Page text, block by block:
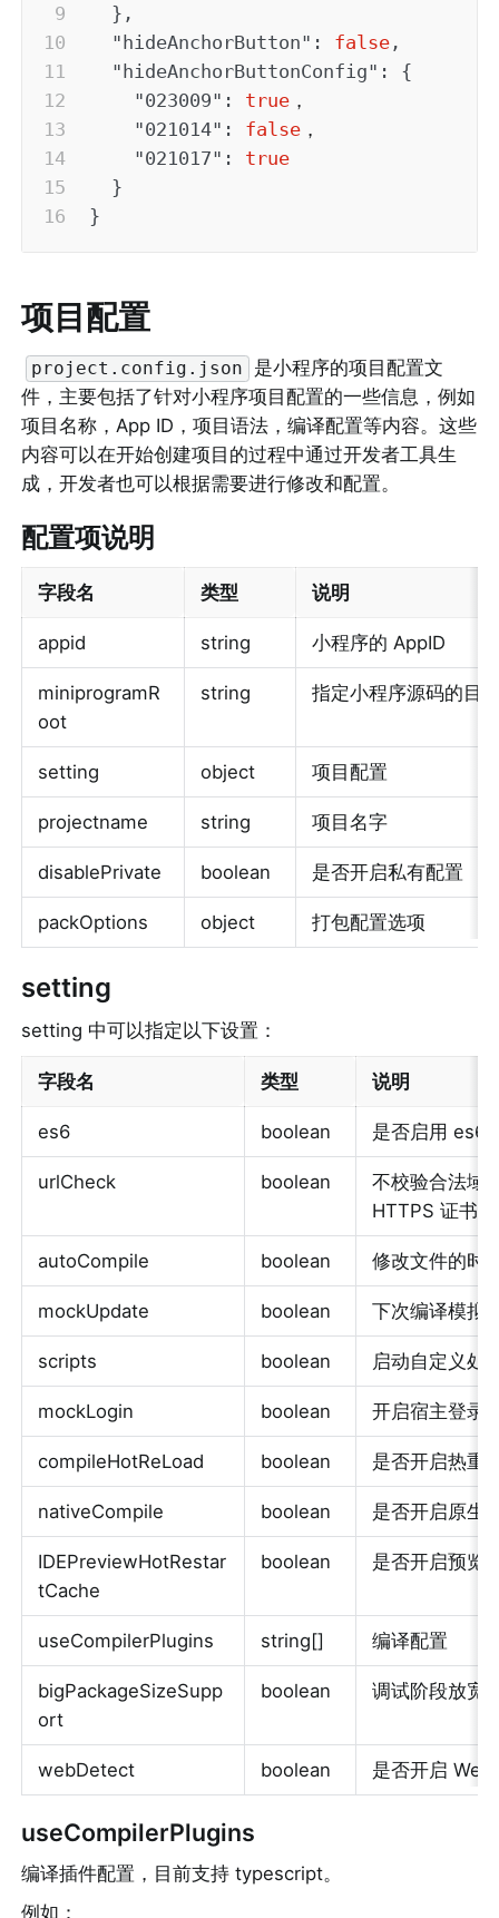
} ,
"hideAnchorButton" : false ,
"hideAnchorButtonConfig" :
{
"023009" : true ，
"021014" : false ，
"021017" :
true
}
}
项目配置
project.config.json
是小程序的项目配置文
件，主要包括了针对小程序项目配置的一些信息，例如
项目名称，App ID，项目语法，编译配置等内容。这些
内容可以在开始创建项目的过程中通过开发者工具生
成，开发者也可以根据需要进行修改和配置。
配置项说明
字段名 类型 说明
appid string 小程序的 AppID
miniprogramR
oot
string 指定小程序源码的目
setting object 项目配置
projectname string 项目名字
disablePrivate boolean 是否开启私有配置
packOptions object 打包配置选项
setting
setting 中可以指定以下设置：
字段名 类型 说明
es6 boolean 是否启用 es6
urlCheck boolean
不校验合法域
HTTPS 证书
autoCompile boolean 修改文件的时
mockUpdate boolean 下次编译模拟
scripts boolean 启动自定义处
mockLogin boolean 开启宿主登录
compileHotReLoad boolean 是否开启热重
nativeCompile boolean 是否开启原生
IDEPreviewHotRestar
tCache
boolean 是否开启预览
useCompilerPlugins string[] 编译配置
bigPackageSizeSupp
ort
boolean 调试阶段放宽
webDetect boolean 是否开启 Web
useCompilerPlugins
编译插件配置，目前支持 typescript。
例如：